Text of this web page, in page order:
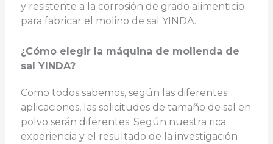
y resistente a la corrosión de grado alimenticio
para fabricar el molino de sal YINDA.
¿Cómo elegir la máquina de molienda de
sal YINDA?
Como todos sabemos, según las diferentes
aplicaciones, las solicitudes de tamaño de sal en
polvo serán diferentes. Según nuestra rica
experiencia y el resultado de la investigación